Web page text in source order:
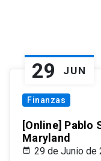
29 JUN
Finanzas
[Online] Pablo
Maryland
29 de Junio de